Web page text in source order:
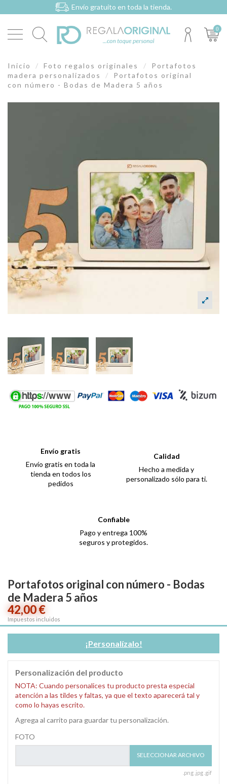
Envío gratuito en toda la tienda.
0
Inicio Foto regalos originales
Portafotos
madera personalizados
Portafotos original
con número - Bodas de Madera 5 años
Envío gratis
Envío gratis en toda la
tienda en todos los
pedidos
Calidad
Hecho a medida y
personalizado sólo para ti.
Confiable
Pago y entrega 100%
seguros y protegidos.
Portafotos original con número - Bodas
de Madera 5 años
42,00 €
Impuestos incluidos
¡Personalízalo!
Personalización del producto
NOTA: Cuando personalices tu producto presta especial
atención a las tildes y faltas, ya que el texto aparecerá tal y
como lo hayas escrito.
Agrega al carrito para guardar tu personalización.
FOTO
SELECCIONAR ARCHIVO
.png .jpg .gif